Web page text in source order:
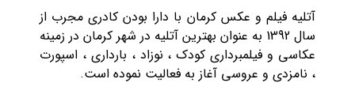
آتلیه فیلم و عکس کرمان با دارا بودن کادری مجرب از
سال 1392 به عنوان بهترین آتلیه در شهر کرمان در زمینه
عکاسی و فیلمبرداری کودک ، نوزاد ، بارداری ، اسپورت
، نامزدی و عروسی آغاز به فعالیت نموده است.